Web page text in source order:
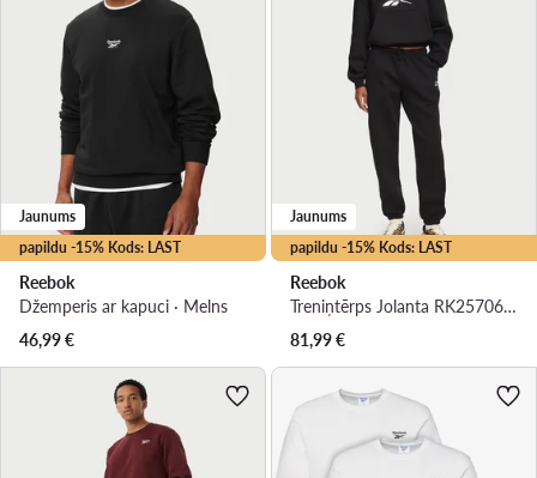
papildu -15% Kods: LAST
Jaunums
Reebok
Džemperis ar kapuci · Melns
46,99€
papildu -15% Kods: LAST
Jaunums
Reebok
Treniņtērps Jolanta RK25706CCW Melns Regular Fit
81,99€